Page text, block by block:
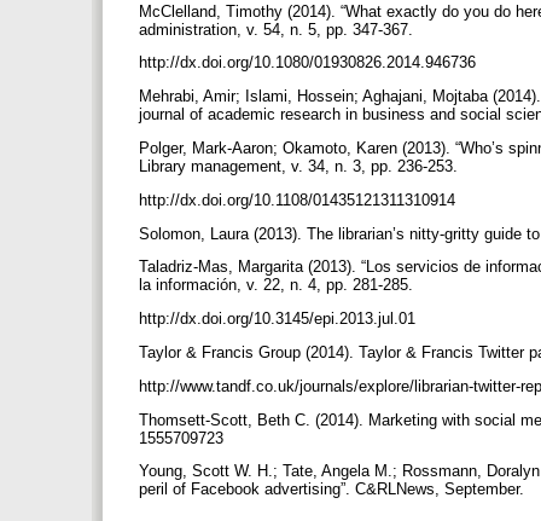
McClelland, Timothy (2014). “What exactly do you do
administration, v. 54, n. 5, pp. 347-367.
http://dx.doi.org/10.1080/01930826.2014.946736
Mehrabi, Amir; Islami, Hossein; Aghajani, Mojtaba
journal of academic research in business and social
Polger, Mark-Aaron; Okamoto, Karen (2013). “Who’s
Library management, v. 34, n. 3, pp. 236-253.
http://dx.doi.org/10.1108/01435121311310914
Solomon, Laura (2013). The librarian’s nitty-gritty guide
Taladriz-Mas, Margarita (2013). “Los servicios de
la información, v. 22, n. 4, pp. 281-285.
http://dx.doi.org/10.3145/epi.2013.jul.01
Taylor & Francis Group (2014). Taylor & Francis Twitter
http://www.tandf.co.uk/journals/explore/librarian-twitter-
Thomsett-Scott, Beth C. (2014). Marketing with social
1555709723
Young, Scott W. H.; Tate, Angela M.; Rossmann,
peril of Facebook advertising”. C&RLNews, September.